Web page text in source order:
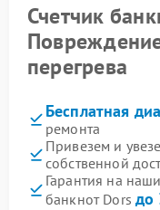
Счетчик
перегрева
Бесплатная
ремонта
Привезем и
собственной
Гарантия на
банкнот Dors до